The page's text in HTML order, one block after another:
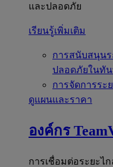
และปลอดภัย
เรียนรู้เพิ่มเติม
การสนับสนุนร
ปลอดภัยในทั
การจัดการระ
ดูแผนและราคา
องค์กร
การเชื่อมต่อระยะไ